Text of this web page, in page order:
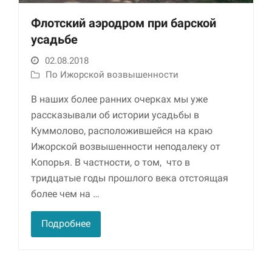
Флотский аэродром при барской
усадьбе
02.08.2018
По Ижорской возвышенности
В наших более ранних очерках мы уже
рассказывали об истории усадьбы в
Куммолово, расположившейся на краю
Ижорской возвышенности неподалеку от
Копорья. В частности, о том, что в
тридцатые годы прошлого века отстоящая
более чем на …
Подробнее